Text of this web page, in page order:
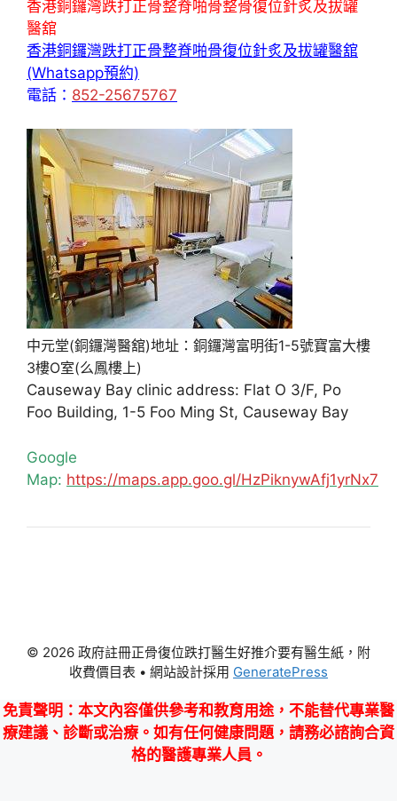
香港銅鑼灣跌打正骨整脊啪骨整骨復位針炙及拔罐
醫舘
香港銅鑼灣跌打正骨整脊啪骨復位針炙及拔罐醫舘
(Whatsapp預約)
電話： 852-25675767
中元堂(銅鑼灣醫舘)地址：銅鑼灣富明街1-5號寶富大樓
3樓O室(么鳳樓上)
Causeway Bay clinic address: Flat O 3/F, Po
Foo Building, 1-5 Foo Ming St, Causeway Bay
Google
Map: https://maps.app.goo.gl/HzPiknywAfj1yrNx7
© 2026 政府註冊正骨復位跌打醫生好推介要有醫生紙，附
收費價目表 • 網站設計採用 GeneratePress
免責聲明 ：本文內容僅供參考和教育用途，不能替代專業醫
療建議、診斷或治療。如有任何健康問題，請務必諮詢合資
格的醫護專業人員。